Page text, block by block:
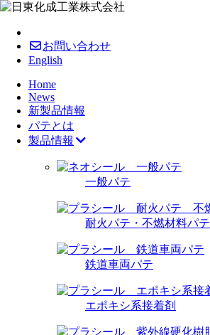
お問い合わせ
English
Home
News
新製品情報
パテとは
製品情報
一般パテ
耐火パテ・不燃材料パテ
鉄道車両パテ
エポキシ系接着剤